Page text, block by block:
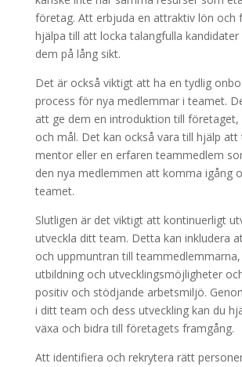
företag. Att erbjuda en attraktiv lön och
hjälpa till att locka talangfulla kandidater
dem på lång sikt.
Det är också viktigt att ha en tydlig
process för nya medlemmar i teamet.
att ge dem en introduktion till företaget,
och mål. Det kan också vara till hjälp att
mentor eller en erfaren teammedlem
den nya medlemmen att komma igång
teamet.
Slutligen är det viktigt att kontinuerligt
utveckla ditt team. Detta kan inkludera
och uppmuntran till
utbildning och utvecklingsmöjligheter
positiv och stödjande arbetsmiljö.
i ditt team och dess utveckling kan du
växa och bidra till företagets framgång.
Att identifiera och rekrytera rätt